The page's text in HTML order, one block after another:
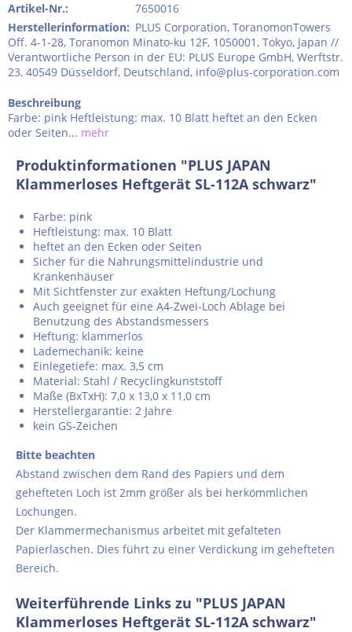
Artikel-Nr.:
7650016
Herstellerinformation: PLUS Corporation, ToranomonTowers
Off. 4-1-28, Toranomon Minato-ku 12F, 1050001, Tokyo, Japan //
Verantwortliche Person in der EU: PLUS Europe GmbH, Werftstr.
23, 40549 Düsseldorf, Deutschland, info@plus-corporation.com
Beschreibung
Farbe: pink Heftleistung: max. 10 Blatt heftet an den Ecken
oder Seiten... mehr
Produktinformationen "PLUS JAPAN
Klammerloses Heftgerät SL-112A schwarz"
Farbe: pink
Heftleistung: max. 10 Blatt
heftet an den Ecken oder Seiten
Sicher für die Nahrungsmittelindustrie und
Krankenhäuser
Mit Sichtfenster zur exakten Heftung/Lochung
Auch geeignet für eine A4-Zwei-Loch Ablage bei
Benutzung des Abstandsmessers
Heftung: klammerlos
Lademechanik: keine
Einlegetiefe: max. 3,5 cm
Material: Stahl / Recyclingkunststoff
Maße (BxTxH): 7,0 x 13,0 x 11,0 cm
Herstellergarantie: 2 Jahre
kein GS-Zeichen
Bitte beachten
Abstand zwischen dem Rand des Papiers und dem
gehefteten Loch ist 2mm größer als bei herkömmlichen
Lochungen.
Der Klammermechanismus arbeitet mit gefalteten
Papierlaschen. Dies führt zu einer Verdickung im gehefteten
Bereich.
Weiterführende Links zu "PLUS JAPAN
Klammerloses Heftgerät SL-112A schwarz"